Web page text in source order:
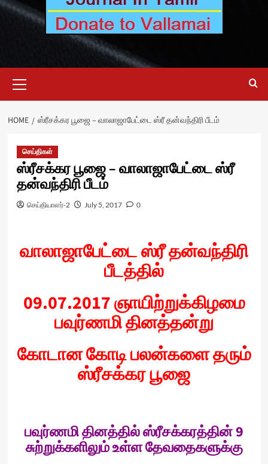
Menu
HOME ஸ்ரீசக்கர பூஜை – வாலாஜாபேட்டை ஸ்ரீ தன்வந்திரி பீடம்
செய்திகள்
ஸ்ரீசக்கர பூஜை – வாலாஜாபேட்டை ஸ்ரீ
தன்வந்திரி பீடம்
செய்தியாளர்-2 July 5, 2017 0
வாலாஜாபேட்டை ஸ்ரீ தன்வந்திரி
பீடத்தில்
09.07.2017ஞாயிற்றுக்கிழமை
பவுர்ணமி தினத்தன்று
கோடான கோடி பலன்களை தரும்
ஸ்ரீசக்கர பூஜை
பவுர்ணமி தினத்தில் ஸ்ரீசக்கரத்தின்9
சுற்றுக்களிலும் உள்ள தேவதைகளுக்கு